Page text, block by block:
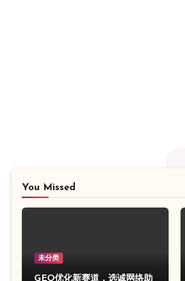
You Missed
未分类
GEO优化新赛道，选诚网络助